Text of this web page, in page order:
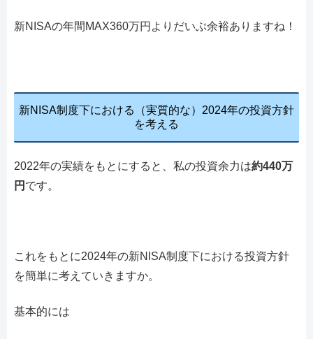
新NISAの年間MAX360万円よりだいぶ余裕ありますね！
新NISA制度下における（実質的な）2024年の投資方針
を考える
2022年の実績をもとにすると、私の投資余力は約440万
円 です。
これをもとに2024年の新NISA制度下における投資方針
を簡単に考えていきますか。
基本的には